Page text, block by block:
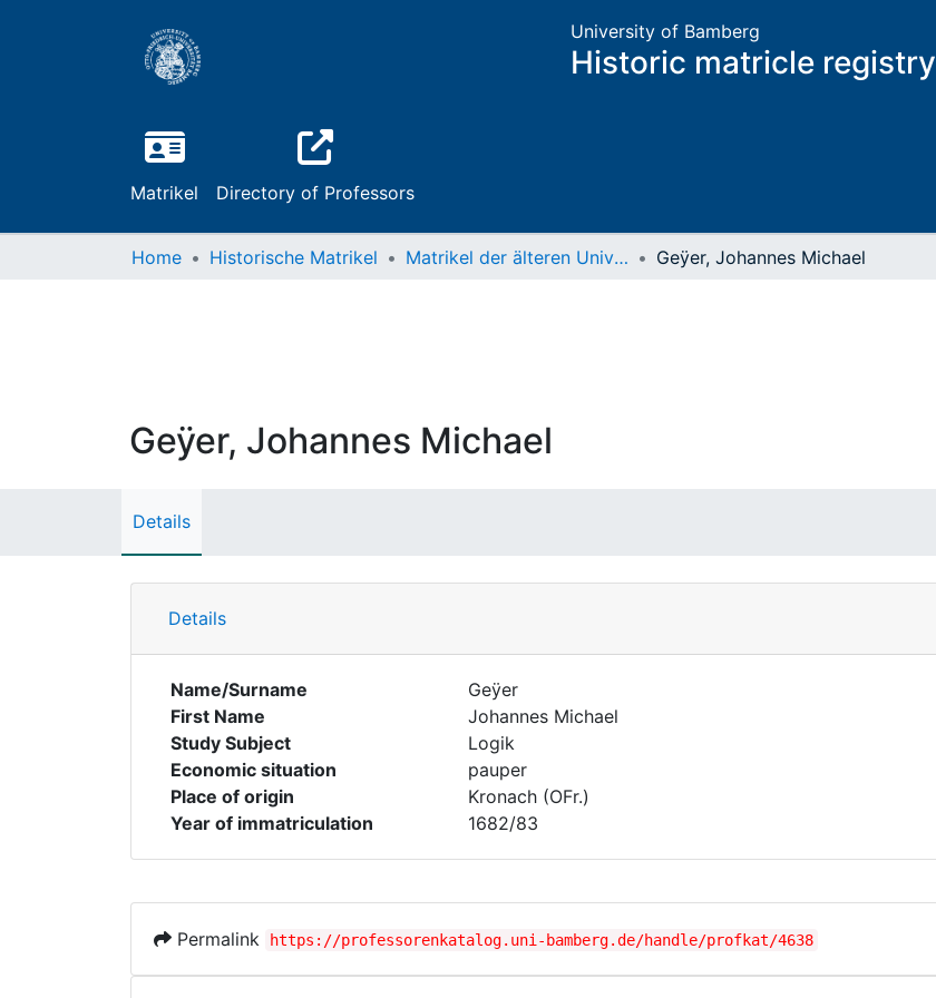
University of Bamberg
Historic matricle registry
Matrikel Directory of Professors
Home Historische Matrikel Matrikel der älteren Universität Geÿer, Johannes Michael
Geÿer, Johannes Michael
Details
Details
Name/Surname
Geÿer
First Name
Johannes Michael
Study Subject
Logik
Economic situation
pauper
Place of origin
Kronach (OFr.)
Year of immatriculation
1682/83
Permalink https://professorenkatalog.uni-bamberg.de/handle/profkat/4638